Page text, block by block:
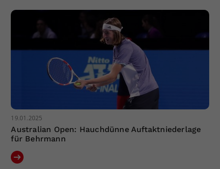
19.01.2025
Australian Open: Hauchdünne Auftaktniederlage
für Behrmann